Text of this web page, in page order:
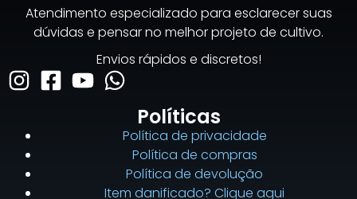
Atendimento especializado para esclarecer suas
dúvidas e pensar no melhor projeto de cultivo.
Envios rápidos e discretos!
Políticas
Política de privacidade
Política de compras
Política de devolução
Item danificado? Clique aqui